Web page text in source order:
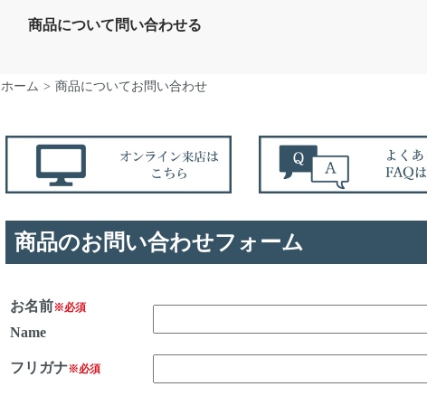
商品について問い合わせる
ホーム 商品についてお問い合わせ
商品のお問い合わせフォーム
お名前※必須
Name
フリガナ※必須